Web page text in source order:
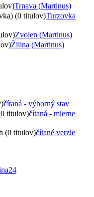
Trnava (Martinus)
(0 titulov)Turzovka
Zvolen (Martinus)
Žilina (Martinus)
čítaná - výborný stav
titulov)čítaná - mierne
(0 titulov)čítané verzie
24